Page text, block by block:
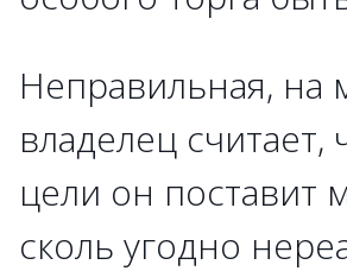
Неправильная, на
владелец
цели он поставит
сколь угодно